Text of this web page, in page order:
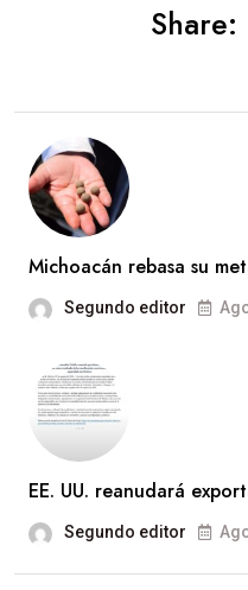
Share:
Michoacán rebasa su
Segundo editor
EE. UU. reanudará
Segundo editor